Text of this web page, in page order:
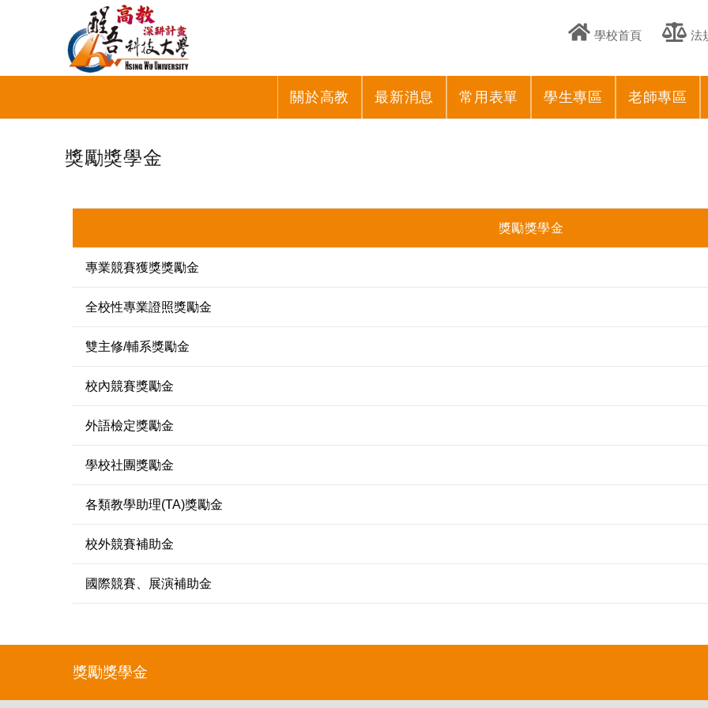
學校首頁 法
關於高教 最新消息 常用表單 學生專區 老師專區
獎勵獎學金
獎勵獎學金
專業競賽獲獎獎勵金
全校性專業證照獎勵金
雙主修/輔系獎勵金
校內競賽獎勵金
外語檢定獎勵金
學校社團獎勵金
各類教學助理(TA)獎勵金
校外競賽補助金
國際競賽、展演補助金
獎勵獎學金